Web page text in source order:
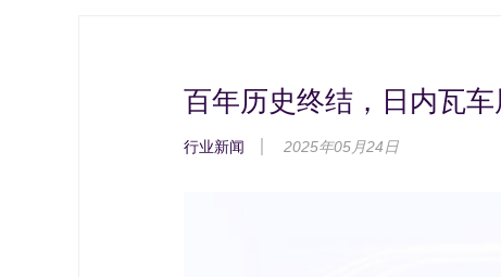
百年历史终结，日内瓦
行业新闻 2025年05月24日